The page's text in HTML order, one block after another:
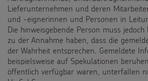
Zinsen den Kindern
Vereine und Initiativen
Sternsingerspenden gezielt
Testamentsspende
Lieferunternehmen und deren
und -eignerinnen und Personen in
Die hinweisgebende Person muss
zu der Annahme haben, dass die
der Wahrheit entsprechen. Gemeldete
beispielsweise auf Spekulationen
öffentlich verfügbar waren, unterfallen